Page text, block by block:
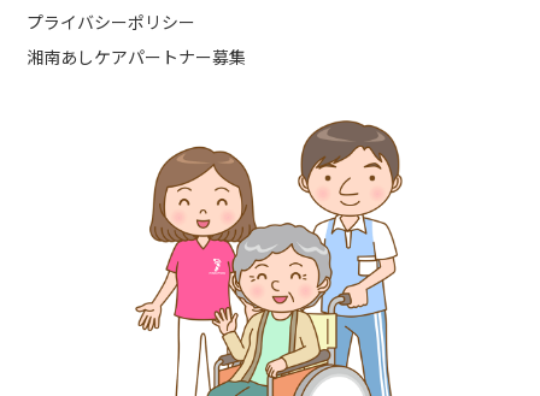
プライバシーポリシー
湘南あしケアパートナー募集